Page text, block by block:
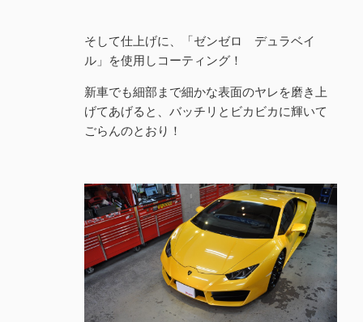
そして仕上げに、「ゼンゼロ デュラベイ
ル」を使用しコーティング！
新車でも細部まで細かな表面のヤレを磨き上
げてあげると、バッチリとビカビカに輝いて
ごらんのとおり！